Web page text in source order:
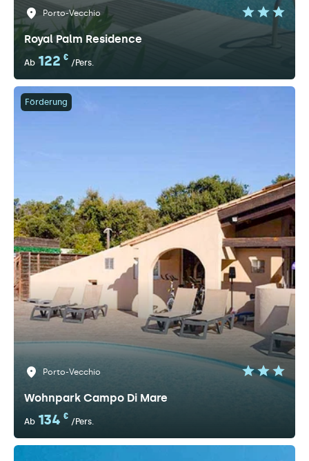
Porto-Vecchio
Royal Palm Residence
Ab 122 €
/Pers.
Förderung
Porto-Vecchio
Wohnpark Campo Di Mare
Ab 134 €
/Pers.